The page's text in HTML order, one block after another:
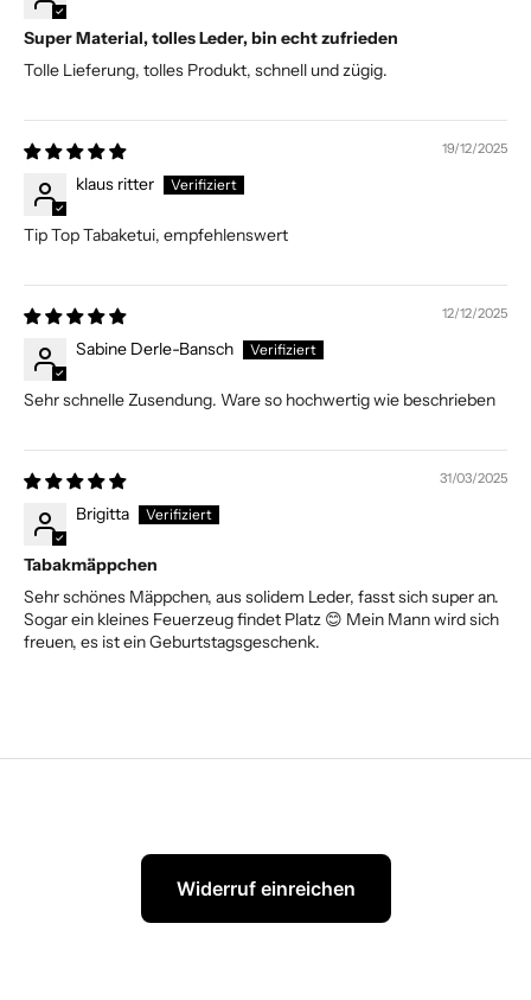
Super Material, tolles Leder, bin echt zufrieden
Tolle Lieferung, tolles Produkt, schnell und zügig.
19/12/2025
klaus ritter
Tip Top Tabaketui, empfehlenswert
12/12/2025
Sabine Derle-Bansch
Sehr schnelle Zusendung. Ware so hochwertig wie beschrieben
31/03/2025
Brigitta
Tabakmäppchen
Sehr schönes Mäppchen, aus solidem Leder, fasst sich super an.
Sogar ein kleines Feuerzeug findet Platz 😊 Mein Mann wird sich
freuen, es ist ein Geburtstagsgeschenk.
Widerruf einreichen